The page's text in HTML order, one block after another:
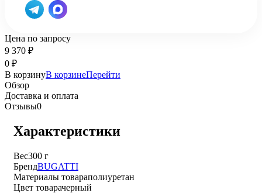
Цена по запросу
9 370 ₽
0 ₽
В корзинуВ корзинеПерейти
Обзор
Доставка и оплата
Отзывы0
Характеристики
Вес300 г
БрендBUGATTI
Материалы товараполиуретан
Цвет товарачерный